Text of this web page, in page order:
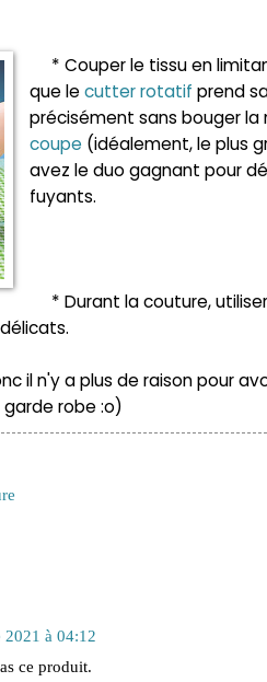
* Couper le tissu en
que lecutter rotatif prend
précisément sans bouger la
coupe (idéalement, le plus
avez le duo gagnant pour
fuyants.
* Durant la couture,
il n'y a plus de raison pour
robe :o)
2021 à 04:12
ce produit.